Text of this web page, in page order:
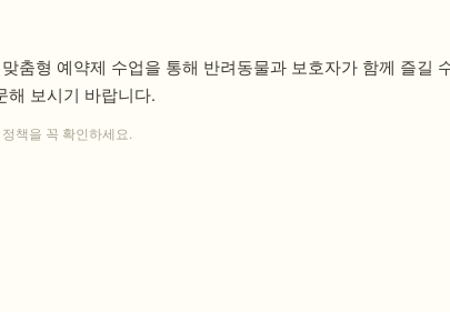
춤형 예약제 수업을 통해 반려동물과 보호자가 함께 즐길
해 보시기 바랍니다.
책을 꼭 확인하세요.